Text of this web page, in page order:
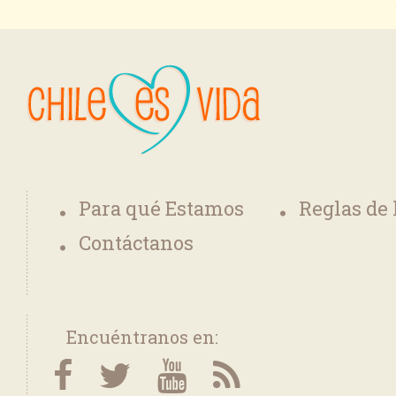
Para qué Estamos
Reglas
Contáctanos
Encuéntranos en: